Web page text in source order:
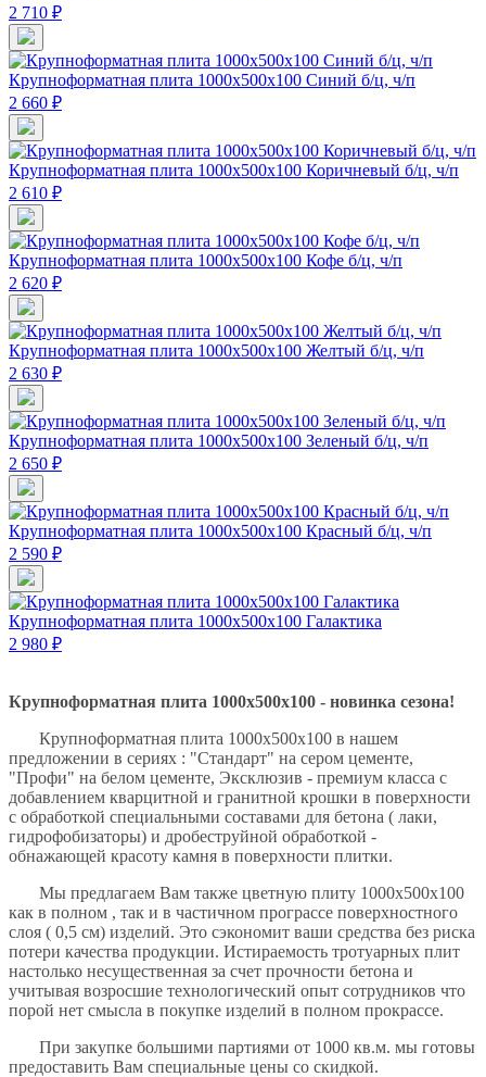
2 710 ₽
Крупноформатная плита 1000х500х100 Синий б/ц, ч/п
2 660 ₽
Крупноформатная плита 1000х500х100 Коричневый б/ц, ч/п
2 610 ₽
Крупноформатная плита 1000х500х100 Кофе б/ц, ч/п
2 620 ₽
Крупноформатная плита 1000х500х100 Желтый б/ц, ч/п
2 630 ₽
Крупноформатная плита 1000х500х100 Зеленый б/ц, ч/п
2 650 ₽
Крупноформатная плита 1000х500х100 Красный б/ц, ч/п
2 590 ₽
Крупноформатная плита 1000х500х100 Галактика
2 980 ₽
Крупноформатная плита 1000х500х100 - новинка сезона!
Крупноформатная плита 1000х500х100 в нашем
предложении в сериях : "Стандарт" на сером цементе,
"Профи" на белом цементе, Эксклюзив - премиум класса с
добавлением кварцитной и гранитной крошки в поверхности
с обработкой специальными составами для бетона ( лаки,
гидрофобизаторы) и дробеструйной обработкой -
обнажающей красоту камня в поверхности плитки.
Мы предлагаем Вам также цветную плиту 1000х500х100
как в полном , так и в частичном програссе поверхностного
слоя ( 0,5 см) изделий. Это сэкономит ваши средства без риска
потери качества продукции. Истираемость тротуарных плит
настолько несущественная за счет прочности бетона и
учитывая возросшие технологический опыт сотрудников что
порой нет смысла в покупке изделий в полном прокрассе.
При закупке большими партиями от 1000 кв.м. мы готовы
предоставить Вам специальные цены со скидкой.